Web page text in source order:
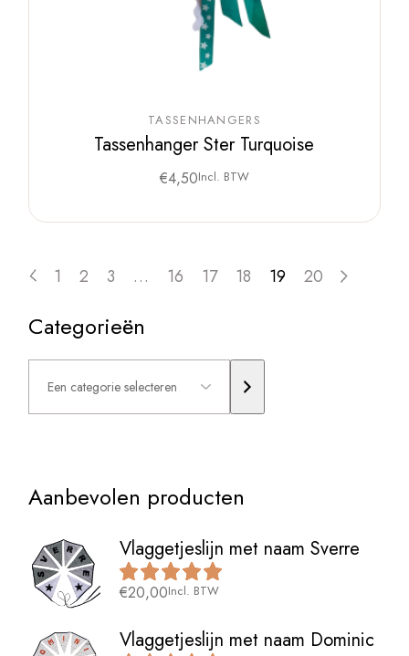
TASSENHANGERS
Tassenhanger Ster Turquoise
€4,50Incl. BTW
1 2 3 … 16 17 18 19 20
Categorieën
Een
categorie
selecteren
Aanbevolen producten
Vlaggetjeslijn met naam Sverre
€20,00Incl. BTW
Vlaggetjeslijn met naam Dominic